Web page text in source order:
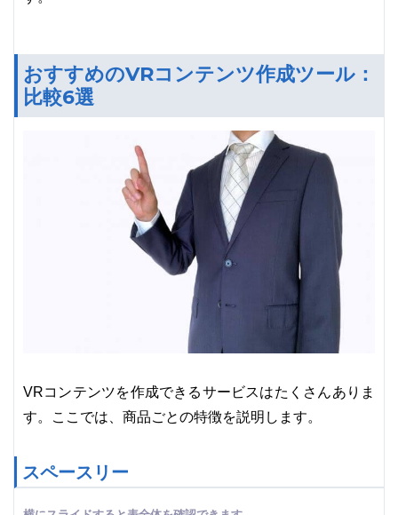
おすすめのVRコンテンツ作成ツール：
比較6選
VRコンテンツを作成できるサービスはたくさんありま
す。ここでは、商品ごとの特徴を説明します。
スペースリー